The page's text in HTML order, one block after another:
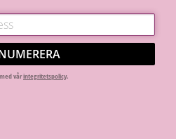
vårintegritetspolicy.